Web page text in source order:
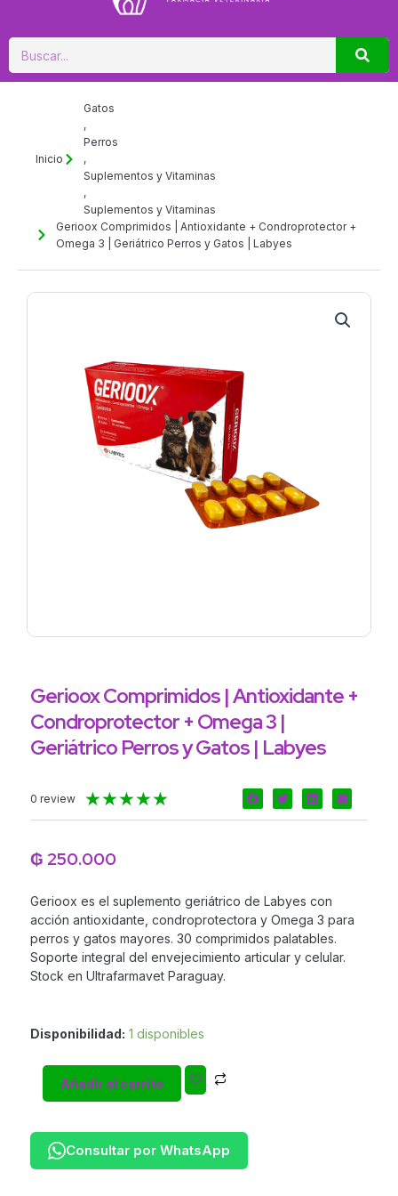
Buscar
Inicio
Gatos
,
Perros
,
Suplementos y Vitaminas
,
Suplementos y Vitaminas
Gerioox Comprimidos | Antioxidante + Condroprotector +
Omega 3 | Geriátrico Perros y Gatos | Labyes
Gerioox Comprimidos | Antioxidante +
Condroprotector + Omega 3 |
Geriátrico Perros y Gatos | Labyes
0 review ★★★★★
con
₲ 250.000
Gerioox es el suplemento geriátrico de Labyes con
acción antioxidante, condroprotectora y Omega 3 para
perros y gatos mayores. 30 comprimidos palatables.
Soporte integral del envejecimiento articular y celular.
Stock en Ultrafarmavet Paraguay.
Disponibilidad: 1 disponibles
Gerioox
Antioxidante
Omega
Añadir al carrito
Consultar por WhatsApp